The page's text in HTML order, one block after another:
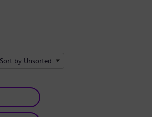
Sort by Unsorted